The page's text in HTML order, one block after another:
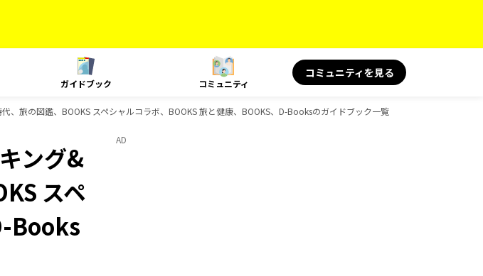
ガイドブック コミュニティ
コミュニティを見る
旅の図鑑、BOOKS スペシャルコラボ、BOOKS 旅と健康、BOOKS、D-Booksのガイドブック一覧
ング&
スペ
Books
AD